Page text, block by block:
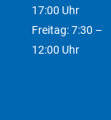
17:00 Uhr
Freitag: 7:30 –
12:00 Uhr